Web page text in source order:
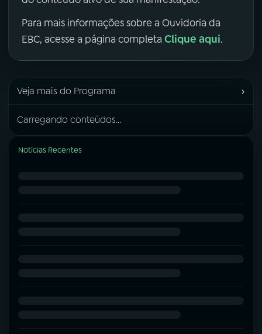
Para mais informações sobre a Ouvidoria da
EBC, acesse a página completa Clique aqui.
Veja mais do Programa ›
Carregando conteúdos...
Notícias Recentes